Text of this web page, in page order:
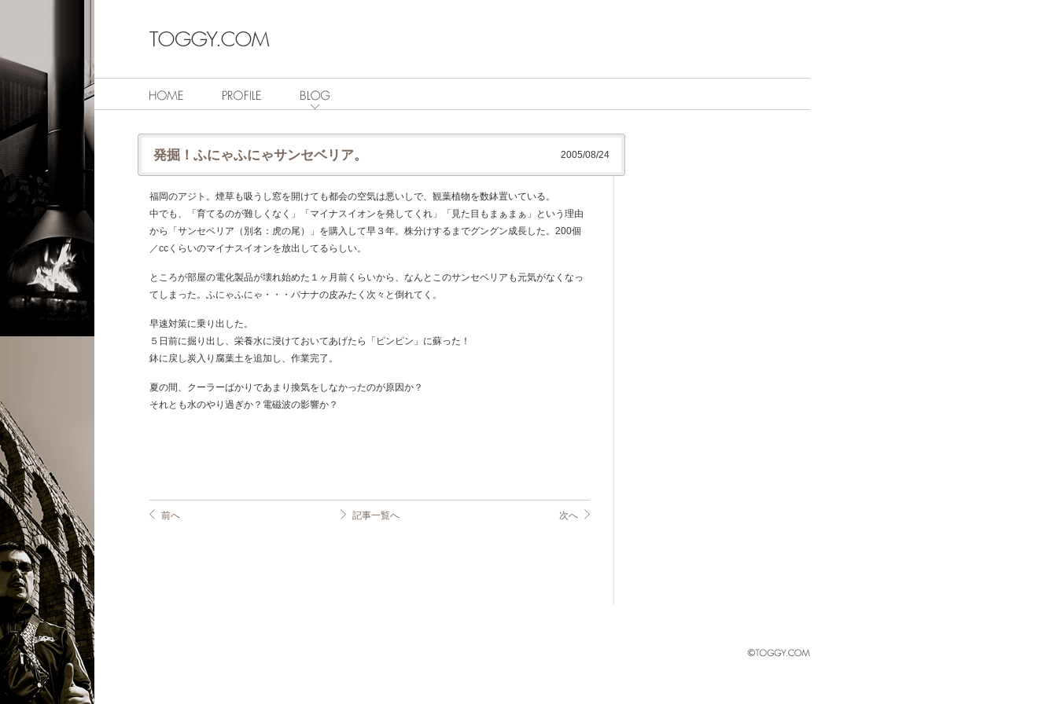
発掘！ふにゃふにゃサンセベリア。 2005/08/24
福岡のアジト。煙草も吸うし窓を開けても都会の空気は悪いしで、観葉植物を数鉢置いている。
中でも、「育てるのが難しくなく」「マイナスイオンを発してくれ」「見た目もまぁまぁ」という理由
から「サンセベリア（別名：虎の尾）」を購入して早３年。株分けするまでグングン成長した。200個
／ccくらいのマイナスイオンを放出してるらしい。
ところが部屋の電化製品が壊れ始めた１ヶ月前くらいから、なんとこのサンセベリアも元気がなくなっ
てしまった。ふにゃふにゃ・・・バナナの皮みたく次々と倒れてく。
早速対策に乗り出した。
５日前に掘り出し、栄養水に浸けておいてあげたら「ピンピン」に蘇った！
鉢に戻し炭入り腐葉土を追加し、作業完了。
夏の間、クーラーばかりであまり換気をしなかったのが原因か？
それとも水のやり過ぎか？電磁波の影響か？
前へ 記事一覧へ 次へ